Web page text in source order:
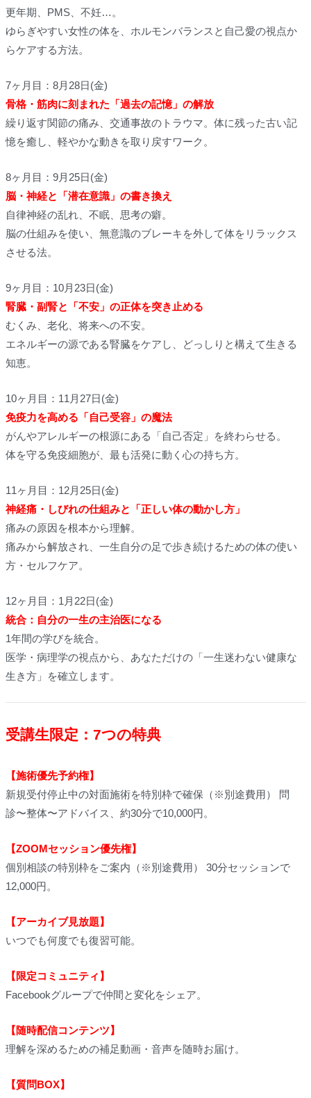
更年期、PMS、不妊…。
ゆらぎやすい女性の体を、ホルモンバランスと自己愛の視点か
らケアする方法。
7ヶ月目：8月28日(金)
骨格・筋肉に刻まれた「過去の記憶」の解放
繰り返す関節の痛み、交通事故のトラウマ。体に残った古い記
憶を癒し、軽やかな動きを取り戻すワーク。
8ヶ月目：9月25日(金)
脳・神経と「潜在意識」の書き換え
自律神経の乱れ、不眠、思考の癖。
脳の仕組みを使い、無意識のブレーキを外して体をリラックス
させる法。
9ヶ月目：10月23日(金)
腎臓・副腎と「不安」の正体を突き止める
むくみ、老化、将来への不安。
エネルギーの源である腎臓をケアし、どっしりと構えて生きる
知恵。
10ヶ月目：11月27日(金)
免疫力を高める「自己受容」の魔法
がんやアレルギーの根源にある「自己否定」を終わらせる。
体を守る免疫細胞が、最も活発に動く心の持ち方。
11ヶ月目：12月25日(金)
神経痛・しびれの仕組みと「正しい体の動かし方」
痛みの原因を根本から理解。
痛みから解放され、一生自分の足で歩き続けるための体の使い
方・セルフケア。
12ヶ月目：1月22日(金)
統合：自分の一生の主治医になる
1年間の学びを統合。
医学・病理学の視点から、あなただけの「一生迷わない健康な
生き方」を確立します。
受講生限定：7つの特典
【施術優先予約権】
新規受付停止中の対面施術を特別枠で確保（※別途費用） 問
診〜整体〜アドバイス、約30分で10,000円。
【ZOOMセッション優先権】
個別相談の特別枠をご案内（※別途費用） 30分セッションで
12,000円。
【アーカイブ見放題】
いつでも何度でも復習可能。
【限定コミュニティ】
Facebookグループで仲間と変化をシェア。
【随時配信コンテンツ】
理解を深めるための補足動画・音声を随時お届け。
【質問BOX】